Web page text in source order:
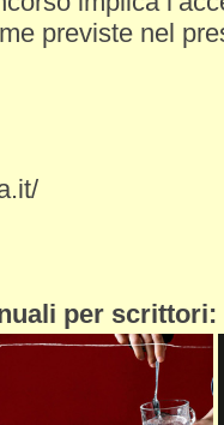
previste nel
per scrittori: